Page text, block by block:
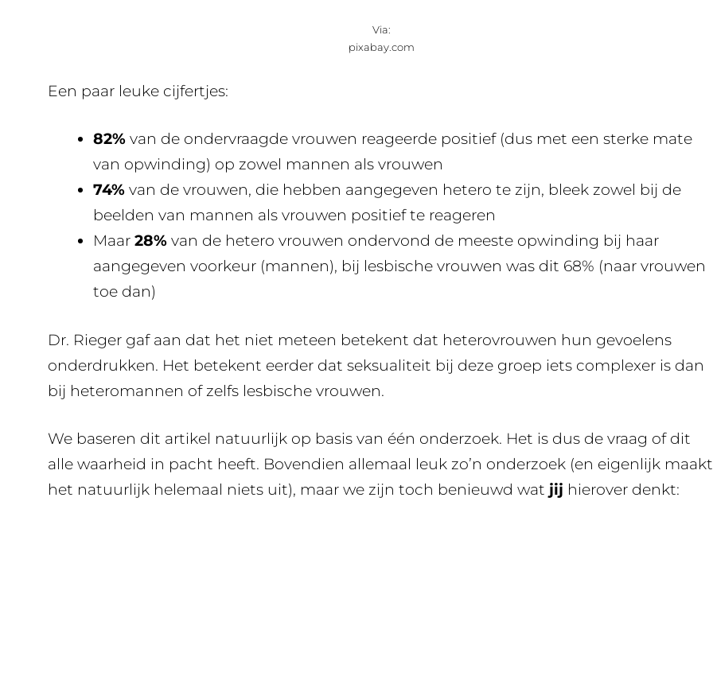
Via:
pixabay.com
Een paar leuke cijfertjes:
82% van de ondervraagde vrouwen reageerde positief (dus met een sterke mate
van opwinding) op zowel mannen als vrouwen
74% van de vrouwen, die hebben aangegeven hetero te zijn, bleek zowel bij de
beelden van mannen als vrouwen positief te reageren
Maar 28% van de hetero vrouwen ondervond de meeste opwinding bij haar
aangegeven voorkeur (mannen), bij lesbische vrouwen was dit 68% (naar vrouwen
toe dan)
Dr. Rieger gaf aan dat het niet meteen betekent dat heterovrouwen hun gevoelens
onderdrukken. Het betekent eerder dat seksualiteit bij deze groep iets complexer is dan
bij heteromannen of zelfs lesbische vrouwen.
We baseren dit artikel natuurlijk op basis van één onderzoek. Het is dus de vraag of dit
alle waarheid in pacht heeft. Bovendien allemaal leuk zo’n onderzoek (en eigenlijk maakt
het natuurlijk helemaal niets uit), maar we zijn toch benieuwd wat jij hierover denkt: